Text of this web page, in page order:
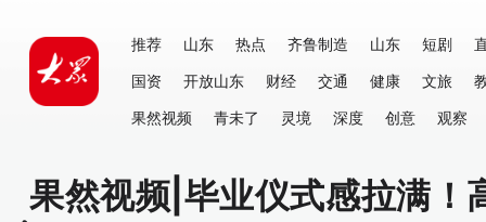
推荐 山东 热点 齐鲁制造 山东 短剧
国资
开放山东 财经 交通 健康 文旅
果然视频
青未了 灵境 深度 创意 观察
果然视频|毕业仪式感拉满！